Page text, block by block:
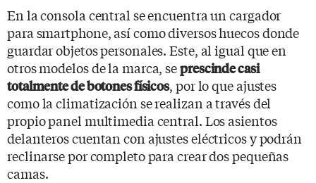
En la consola central se encuentra un cargador
para smartphone, así como diversos huecos donde
guardar objetos personales. Este, al igual que en
otros modelos de la marca, seprescinde casi
totalmente de botones físicos, por lo que ajustes
como la climatización se realizan a través del
propio panel multimedia central. Los asientos
delanteros cuentan con ajustes eléctricos y podrán
reclinarse por completo para crear dos pequeñas
camas.